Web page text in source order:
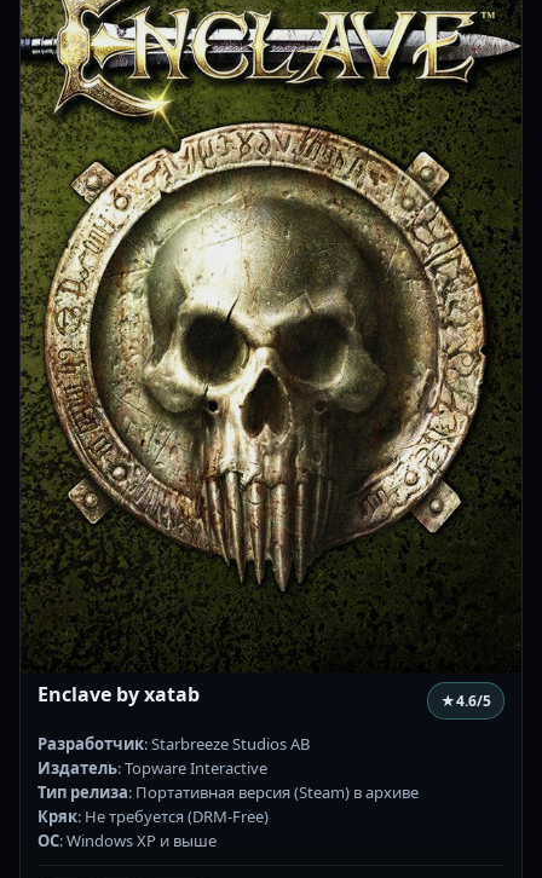
Enclave by xatab ★4.6/5
Разработчик: Starbreeze Studios AB
Издатель: Topware Interactive
Тип релиза: Портативная версия (Steam) в архиве
Кряк: Не требуется (DRM-Free)
ОС: Windows XP и выше